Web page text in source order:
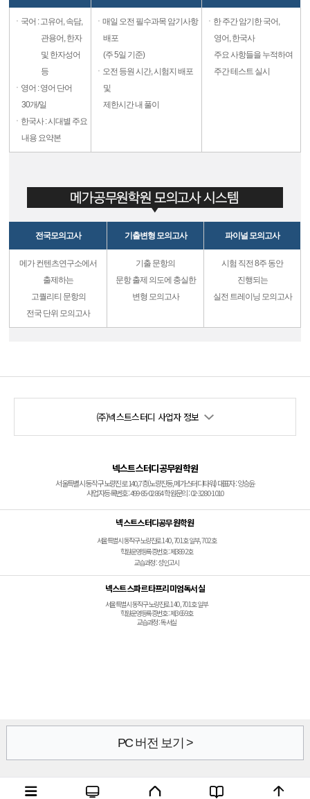
ㆍ국어 : 고유어, 속담,
관용어, 한자
및 한자성어
등
ㆍ영어 : 영어 단어
30개/일
ㆍ한국사 : 시대별 주요
내용 요약본
ㆍ매일 오전 필수과목 암기사항
배포
(주 5일 기준)
ㆍ오전 등원 시간, 시험지 배포
및
제한시간 내 풀이
ㆍ한 주간 암기한 국어,
영어, 한국사
주요 사항들을 누적하여
주간 테스트 실시
전국모의고사 기출변형 모의고사 파이널 모의고사
메가 컨텐츠연구소에서
출제하는
고퀄리티 문항의
전국 단위 모의고사
기출 문항의
문항 출제 의도에 충실한
변형 모의고사
시험 직전 8주 동안
진행되는
실전 트레이닝 모의고사
(주)넥스트스터디 사업자 정보
넥스트스터디공무원학원
서울특별시 동작구 노량진로 140, 7층(노량진동, 메가스터디타워) 대표자 : 양승윤
사업자등록번호 : 499-85-02864 학원문의 : 02-3280-1010
넥스트스터디공무원학원
서울특별시 동작구 노량진로 140, 701호 일부, 702호
학원운영등록증번호 : 제3892호
교습과정 : 성인고시
넥스트스파르타프리미엄독서실
서울특별시 동작구 노량진로 140, 701호 일부
학원운영등록증번호 : 제3659호
교습과정 : 독서실
PC 버전 보기 >